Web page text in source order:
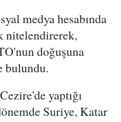
medya hesabında
nitelendirerek,
doğuşuna
bulundu.
yaptığı
Suriye, Katar